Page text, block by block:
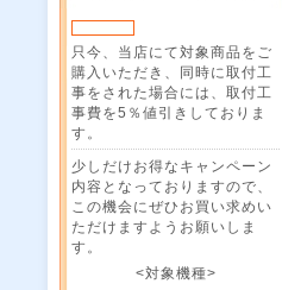
只今、当店にて対象商品をご
購入いただき、同時に取付工
事をされた場合には、取付工
事費を5％値引きしておりま
す。
少しだけお得なキャンペーン
内容となっておりますので、
この機会にぜひお買い求めい
ただけますようお願いしま
す。
<対象機種>